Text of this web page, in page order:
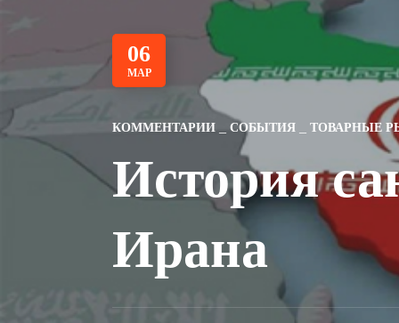
06
МАР
КОММЕНТАРИИ СОБЫТИЯ ТОВАРНЫЕ
История
Ирана